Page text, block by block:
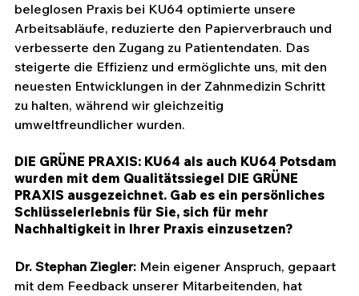
beleglosen Praxis bei KU64 optimierte unsere
Arbeitsabläufe, reduzierte den Papierverbrauch und
verbesserte den Zugang zu Patientendaten. Das
steigerte die Effizienz und ermöglichte uns, mit den
neuesten Entwicklungen in der Zahnmedizin Schritt
zu halten, während wir gleichzeitig
umweltfreundlicher wurden.
DIE GRÜNE PRAXIS: KU64 als auch KU64 Potsdam
wurden mit dem Qualitätssiegel DIE GRÜNE
PRAXIS ausgezeichnet. Gab es ein persönliches
Schlüsselerlebnis für Sie, sich für mehr
Nachhaltigkeit in Ihrer Praxis einzusetzen?
Dr. Stephan Ziegler: Mein eigener Anspruch, gepaart
mit dem Feedback unserer Mitarbeitenden, hat